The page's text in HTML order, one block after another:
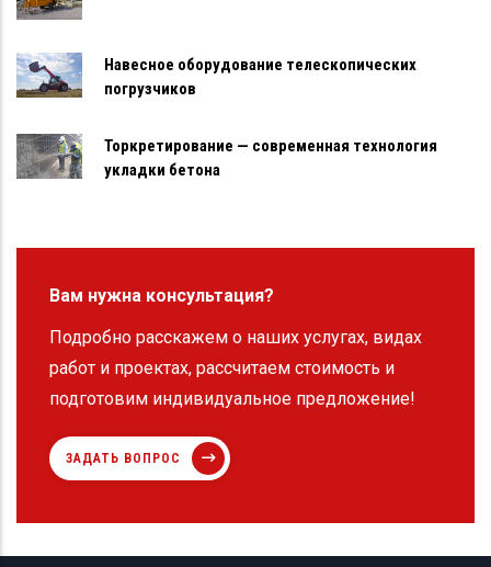
Навесное оборудование телескопических
погрузчиков
Торкретирование — современная технология
укладки бетона
Вам нужна консультация?
Подробно расскажем о наших услугах, видах
работ и проектах, рассчитаем стоимость и
подготовим индивидуальное предложение!
ЗАДАТЬ ВОПРОС